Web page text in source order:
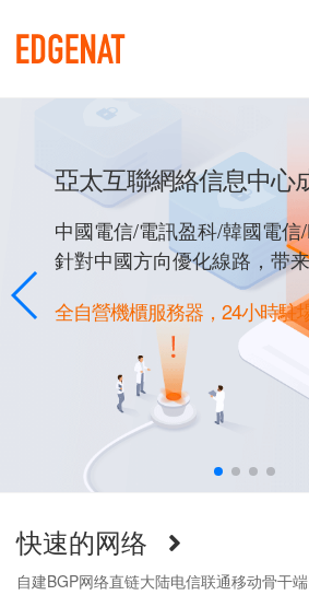
亞太互聯網絡信息中心
中國電信/電訊盈科/韓國電信
針對中國方向優化線路，带
全自營機櫃服務器，24小時駐
快速的网络
自建BGP网络直链大陆电信联通移动骨干